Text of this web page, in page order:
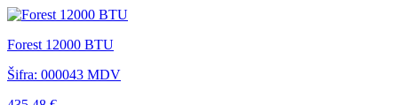
Forest 12000 BTU
Šifra: 000043 MDV